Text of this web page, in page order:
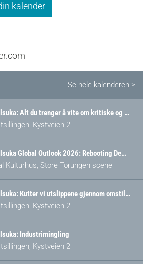
kalender
Se hele kalenderen >
Arendalsuka: Alt du trenger å vite om kritiske og strategiske verdikjeder i Norge
Kystveien 2
Arendalsuka Global Outlook 2026: Rebooting Democracy for a New World Order
Kulturhus, Store Torungen scene
Arendalsuka: Kutter vi utslippene gjennom omstilling – eller tap av industri?
Kystveien 2
Industrimingling
Kystveien 2